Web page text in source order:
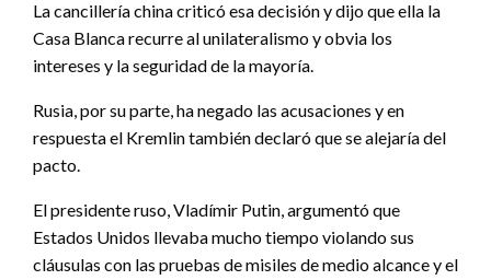
La cancillería china criticó esa decisión y dijo que ella la
Casa Blanca recurre al unilateralismo y obvia los
intereses y la seguridad de la mayoría.
Rusia, por su parte, ha negado las acusaciones y en
respuesta el Kremlin también declaró que se alejaría del
pacto.
El presidente ruso, Vladímir Putin, argumentó que
Estados Unidos llevaba mucho tiempo violando sus
cláusulas con las pruebas de misiles de medio alcance y el